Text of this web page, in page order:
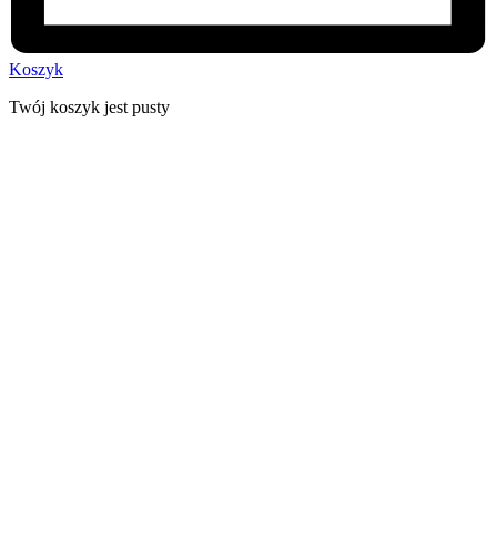
Koszyk
Twój koszyk jest pusty